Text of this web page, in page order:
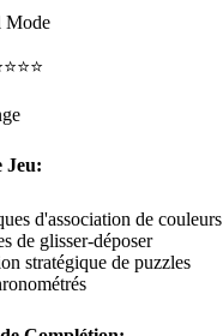
Mode
Jeu:
d'association de couleurs
de glisser-déposer
stratégique de puzzles